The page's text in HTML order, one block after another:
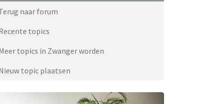
naar forum
topics
topics in Zwanger worden
topic plaatsen